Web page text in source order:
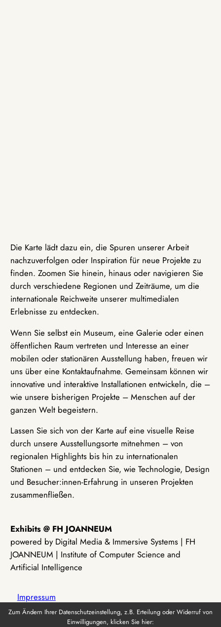
Die Karte lädt dazu ein, die Spuren unserer Arbeit
nachzuverfolgen oder Inspiration für neue Projekte zu
finden. Zoomen Sie hinein, hinaus oder navigieren Sie
durch verschiedene Regionen und Zeiträume, um die
internationale Reichweite unserer multimedialen
Erlebnisse zu entdecken.
Wenn Sie selbst ein Museum, eine Galerie oder einen
öffentlichen Raum vertreten und Interesse an einer
mobilen oder stationären Ausstellung haben, freuen wir
uns über eine Kontaktaufnahme. Gemeinsam können wir
innovative und interaktive Installationen entwickeln, die –
wie unsere bisherigen Projekte – Menschen auf der
ganzen Welt begeistern.
Lassen Sie sich von der Karte auf eine visuelle Reise
durch unsere Ausstellungsorte mitnehmen – von
regionalen Highlights bis hin zu internationalen
Stationen – und entdecken Sie, wie Technologie, Design
und Besucher:innen-Erfahrung in unseren Projekten
zusammenfließen.
Exhibits @ FH JOANNEUM
powered by Digital Media & Immersive Systems | FH
JOANNEUM | Institute of Computer Science and
Artificial Intelligence
Impressum
Zum Ändern Ihrer Datenschutzeinstellung, z.B. Erteilung oder Widerruf von
Einwilligungen, klicken Sie hier: